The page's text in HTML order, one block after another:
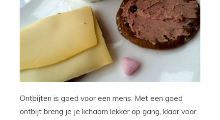
Ontbijten is goed voor een mens. Met een goed
ontbijt breng je je lichaam lekker op gang, klaar voor